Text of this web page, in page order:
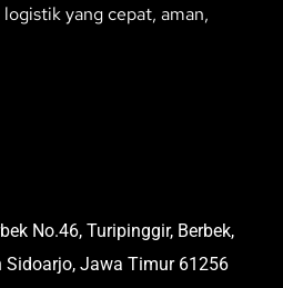
yang cepat, aman,
No.46, Turipinggir, Berbek,
Sidoarjo, Jawa Timur 61256